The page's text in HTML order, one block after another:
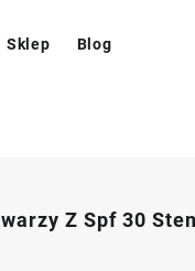
Sklep Blog
Z Spf 30